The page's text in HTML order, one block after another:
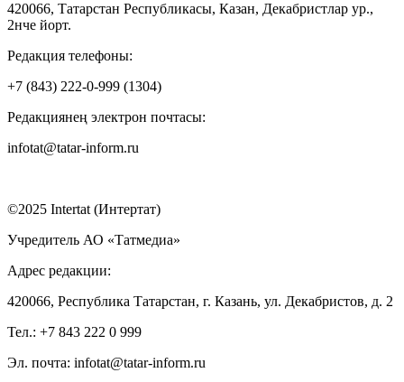
420066, Татарстан Республикасы, Казан, Декабристлар ур.,
2нче йорт.
Редакция телефоны:
+7 (843) 222-0-999 (1304)
Редакциянең электрон почтасы:
infotat@tatar-inform.ru
©2025 Intertat (Интертат)
Учредитель АО «Татмедиа»
Адрес редакции:
420066, Республика Татарстан, г. Казань, ул. Декабристов, д. 2
Тел.: +7 843 222 0 999
Эл. почта: infotat@tatar-inform.ru